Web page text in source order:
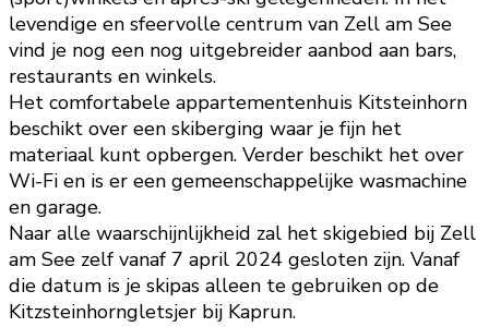
levendige en sfeervolle centrum van Zell am See
vind je nog een nog uitgebreider aanbod aan bars,
restaurants en winkels.
Het comfortabele appartementenhuis Kitsteinhorn
beschikt over een skiberging waar je fijn het
materiaal kunt opbergen. Verder beschikt het over
Wi-Fi en is er een gemeenschappelijke wasmachine
en garage.
Naar alle waarschijnlijkheid zal het skigebied bij Zell
am See zelf vanaf 7 april 2024 gesloten zijn. Vanaf
die datum is je skipas alleen te gebruiken op de
Kitzsteinhorngletsjer bij Kaprun.